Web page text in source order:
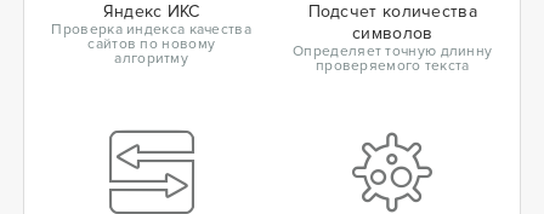
Яндекс ИКС
Проверка индекса качества
сайтов по новому
алгоритму
Подсчет количества
символов
Определяет точную длинну
проверяемого текста